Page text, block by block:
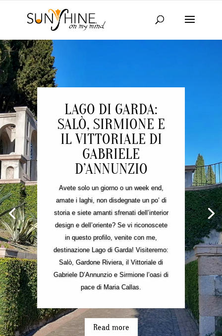
LAGO DI GARDA:
SALÒ, SIRMIONE E
IL VITTORIALE DI
GABRIELE
D’ANNUNZIO
Avete solo un giorno o un week end,
amate i laghi, non disdegnate un po’ di
storia e siete amanti sfrenati dell’interior
design e dell’oriente? Se vi riconoscete
in questo profilo, venite con me,
destinazione Lago di Garda! Visiteremo:
Salò, Gardone Riviera, il Vittoriale di
Gabriele D’Annunzio e Sirmione l’oasi di
pace di Maria Callas.
Read more